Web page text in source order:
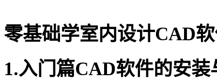
零基础学室内设计CAD
1.入门篇CAD软件的安装